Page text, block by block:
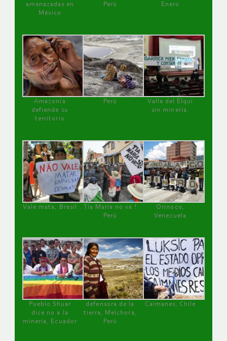
amenazadas en
México
Perú
Enero
Amazonía
defiende su
territorio
Perú
Valle del Elqui
sin minería.
Vale mata, Brasil
Tía María no va !
Perú
Orinoco,
Venezuela
Pueblo Shuar
dice no a la
minería, Ecuador
defensora de la
tierra, Melchora,
Perú
Caimanes, Chile